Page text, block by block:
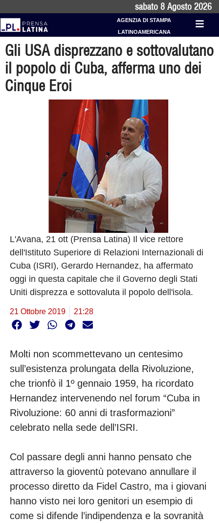
sabato 8 Agosto 2026
AGENZIA DI STAMPA
LATINOAMERICANA
Gli USA disprezzano e sottovalutano
il popolo di Cuba, afferma uno dei
Cinque Eroi
L'Avana, 21 ott (Prensa Latina) Il vice rettore
dell'Istituto Superiore di Relazioni Internazionali di
Cuba (ISRI), Gerardo Hernandez, ha affermato
oggi in questa capitale che il Governo degli Stati
Uniti disprezza e sottovaluta il popolo dell'isola.
21 Ottobre 2019 21:28
Molti non scommettevano un centesimo
sull’esistenza prolungata della Rivoluzione,
che trionfò il 1º gennaio 1959, ha ricordato
Hernandez intervenendo nel forum “Cuba in
Rivoluzione: 60 anni di trasformazioni”
celebrato nella sede dell’ISRI.
Col passare degli anni hanno pensato che
attraverso la gioventù potevano annullare il
processo diretto da Fidel Castro, ma i giovani
hanno visto nei loro genitori un esempio di
come si difende l’indipendenza e la sovranità